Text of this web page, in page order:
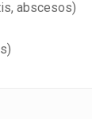
abscesos)